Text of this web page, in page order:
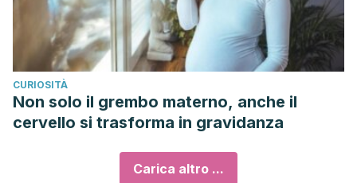
CURIOSITÀ
Non solo il grembo materno, anche il
cervello si trasforma in gravidanza
Carica altro ...